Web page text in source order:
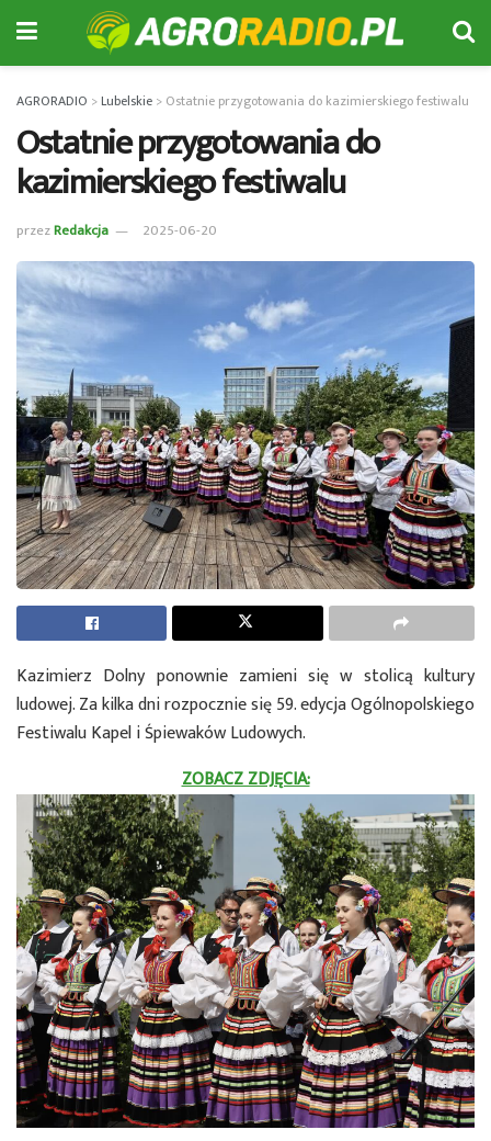
AGRORADIO >Lubelskie > Ostatnie przygotowania do kazimierskiego festiwalu
Ostatnie przygotowania do
kazimierskiego festiwalu
przezRedakcja 2025-06-20
Kazimierz Dolny ponownie zamieni się w stolicą kultury
ludowej. Za kilka dni rozpocznie się 59. edycja Ogólnopolskiego
Festiwalu Kapel i Śpiewaków Ludowych.
ZOBACZ ZDJĘCIA: